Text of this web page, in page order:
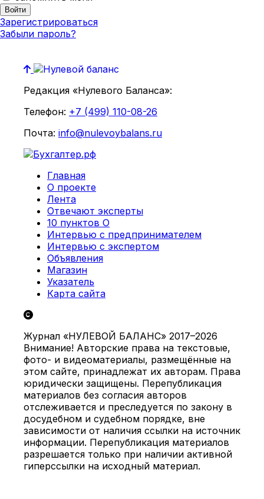
Зарегистрироваться
Забыли пароль?
Редакция «Нулевого Баланса»:
Телефон: +7 (499) 110-08-26
Почта: info@nulevoybalans.ru
Главная
О проекте
Лента
Отвечают эксперты
10 пунктов О
Интервью с предпринимателем
Интервью с экспертом
Объявления
Магазин
Указатель
Карта сайта
Журнал «НУЛЕВОЙ БАЛАНС» 2017–2026
Внимание! Авторские права на текстовые,
фото- и видеоматериалы, размещённые на
этом сайте, принадлежат их авторам. Права
юридически защищены. Перепубликация
материалов без согласия авторов
отслеживается и преследуется по закону в
досудебном и судебном порядке, вне
зависимости от наличия ссылки на источник
информации. Перепубликация материалов
разрешается только при наличии активной
гиперссылки на исходный материал.